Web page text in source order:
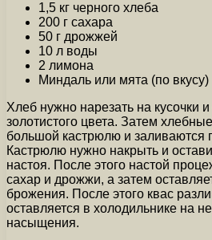
1,5 кг черного хлеба
200 г сахара
50 г дрожжей
10 л воды
2 лимона
Миндаль или мята (по вкусу)
Хлеб нужно нарезать на кусочки
золотистого цвета. Затем
большой кастрюлю и заливаются
Кастрюлю нужно накрыть и
настоя. После этого настой
сахар и дрожжи, а затем
брожения. После этого квас
оставляется в холодильнике на
насыщения.